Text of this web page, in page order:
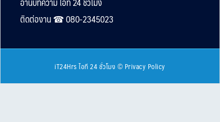
ติดต่องาน ☎︎ 080-2345023
iT24Hrs ไอที 24 ชั่วโมง © Privacy Policy